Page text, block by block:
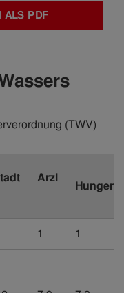
ALS PDF
(TWV)
Arzl
1 1